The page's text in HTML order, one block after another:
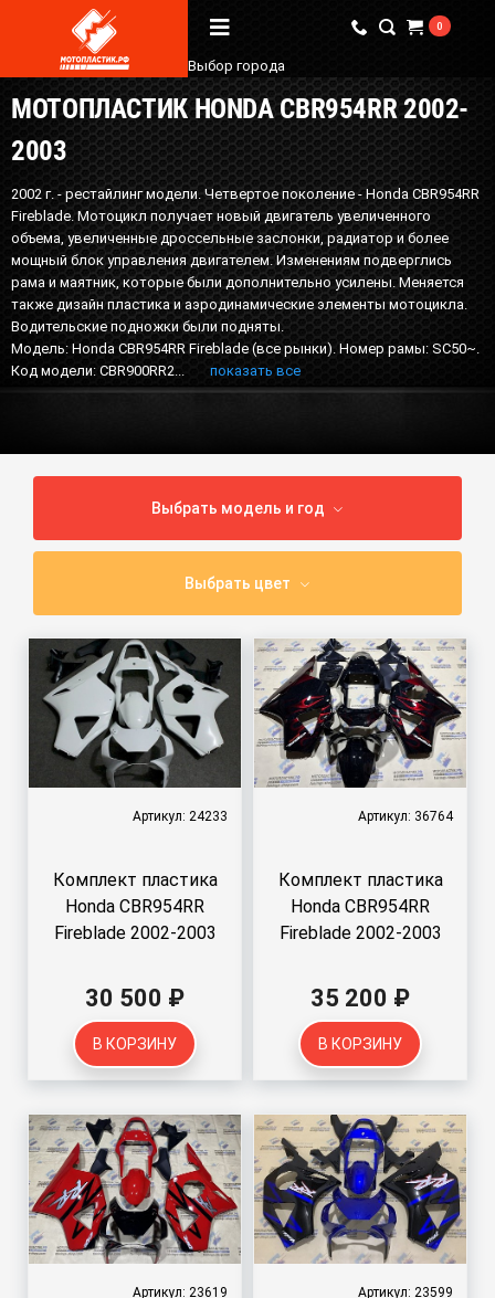
Вопрос / Ответ
Бренды
О Магазине
Мы в соцсетях
Наши контакты
+7 (924) 381-18-18
Выбор города
0
МОТОПЛАСТИК HONDA CBR954RR 2002-
2003
2002 г. - рестайлинг модели. Четвертое поколение - Honda CBR954RR
Fireblade. Мотоцикл получает новый двигатель увеличенного
объема, увеличенные дроссельные заслонки, радиатор и более
мощный блок управления двигателем. Изменениям подверглись
рама и маятник, которые были дополнительно усилены. Меняется
также дизайн пластика и аэродинамические элементы мотоцикла.
Водительские подножки были подняты.
Модель: Honda CBR954RR Fireblade (все рынки). Номер рамы: SC50~.
Код модели: CBR900RR2...
показать все
Выбрать модель и год
Выбрать цвет
Артикул: 24233
Комплект пластика
Honda CBR954RR
Fireblade 2002-2003
30 500 ₽
В КОРЗИНУ
Артикул: 36764
Комплект пластика
Honda CBR954RR
Fireblade 2002-2003
35 200 ₽
В КОРЗИНУ
Артикул: 23619 Артикул: 23599